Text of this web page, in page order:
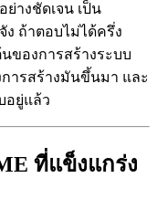
างชัดเจน เป็น
ถ้าตอบไม่ได้ครึ่ง
ของการสร้างระบบ
ารสร้างมันขึ้นมา และ
อยู่แล้ว
ที่แข็งแกร่ง